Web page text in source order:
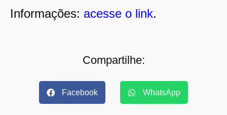
Informações: acesse o link.
Compartilhe:
Facebook WhatsApp